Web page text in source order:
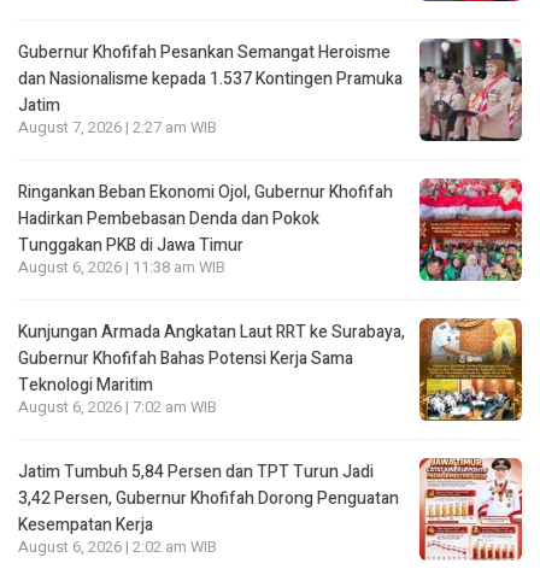
Gubernur Khofifah Pesankan Semangat Heroisme
dan Nasionalisme kepada 1.537 Kontingen Pramuka
Jatim
August 7, 2026 | 2:27 am WIB
Ringankan Beban Ekonomi Ojol, Gubernur Khofifah
Hadirkan Pembebasan Denda dan Pokok
Tunggakan PKB di Jawa Timur
August 6, 2026 | 11:38 am WIB
Kunjungan Armada Angkatan Laut RRT ke Surabaya,
Gubernur Khofifah Bahas Potensi Kerja Sama
Teknologi Maritim
August 6, 2026 | 7:02 am WIB
Jatim Tumbuh 5,84 Persen dan TPT Turun Jadi
3,42 Persen, Gubernur Khofifah Dorong Penguatan
Kesempatan Kerja
August 6, 2026 | 2:02 am WIB